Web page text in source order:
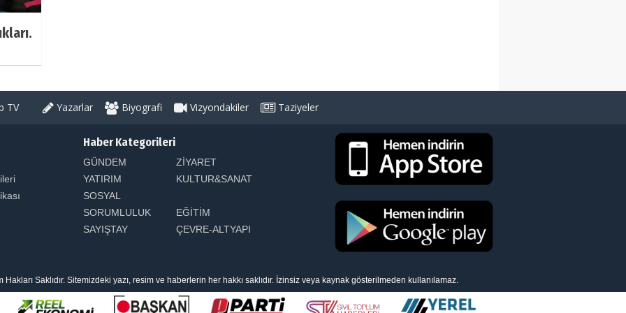
TV Yazarlar Biyografi Vizyondakiler Taziyeler
Haber Kategorileri
GÜNDEM
ZİYARET
YATIRIM
KULTUR&SANAT
SOSYAL
SORUMLULUK
EĞİTİM
SAYIŞTAY
ÇEVRE-ALTYAPI
Saklıdır. Sitemizdeki yazı, resim ve haberlerin her hakkı saklıdır. İzinsiz veya kaynak gösterilmeden kullanılamaz.